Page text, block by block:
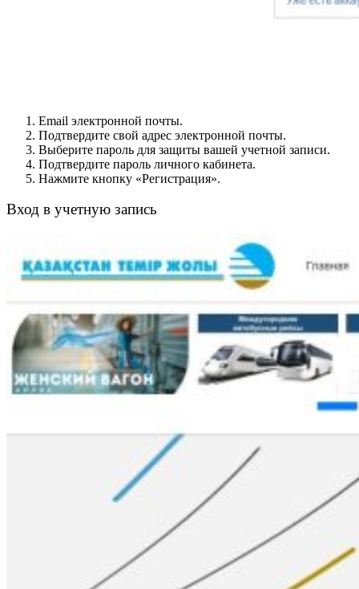
Email электронной почты.
Подтвердите свой адрес электронной почты.
Выберите пароль для защиты вашей учетной записи.
Подтвердите пароль личного кабинета.
Нажмите кнопку «Регистрация».
Вход в учетную запись